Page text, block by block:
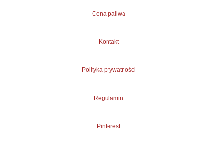
Cena paliwa
Kontakt
Polityka prywatności
Regulamin
Pinterest